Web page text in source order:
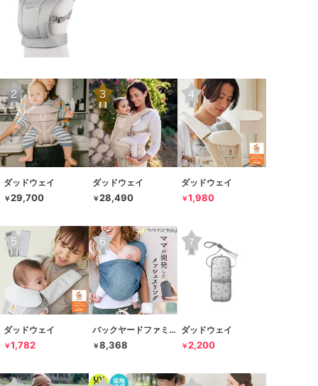
ダッドウェイ
￥29,700
ダッドウェイ
￥28,490
ダッドウェイ
￥1,980
ダッドウェイ
￥1,782
バックヤードファミリー
￥8,368
ダッドウェイ
￥2,200